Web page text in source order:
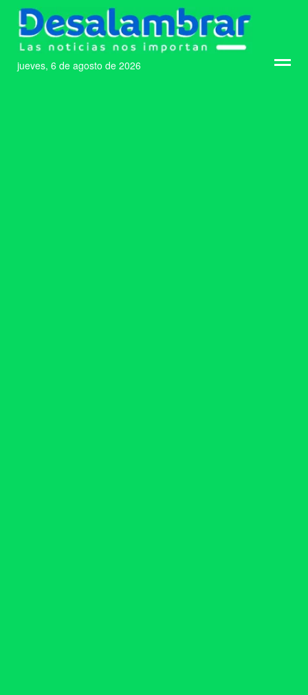
jueves, 6 de agosto de 2026